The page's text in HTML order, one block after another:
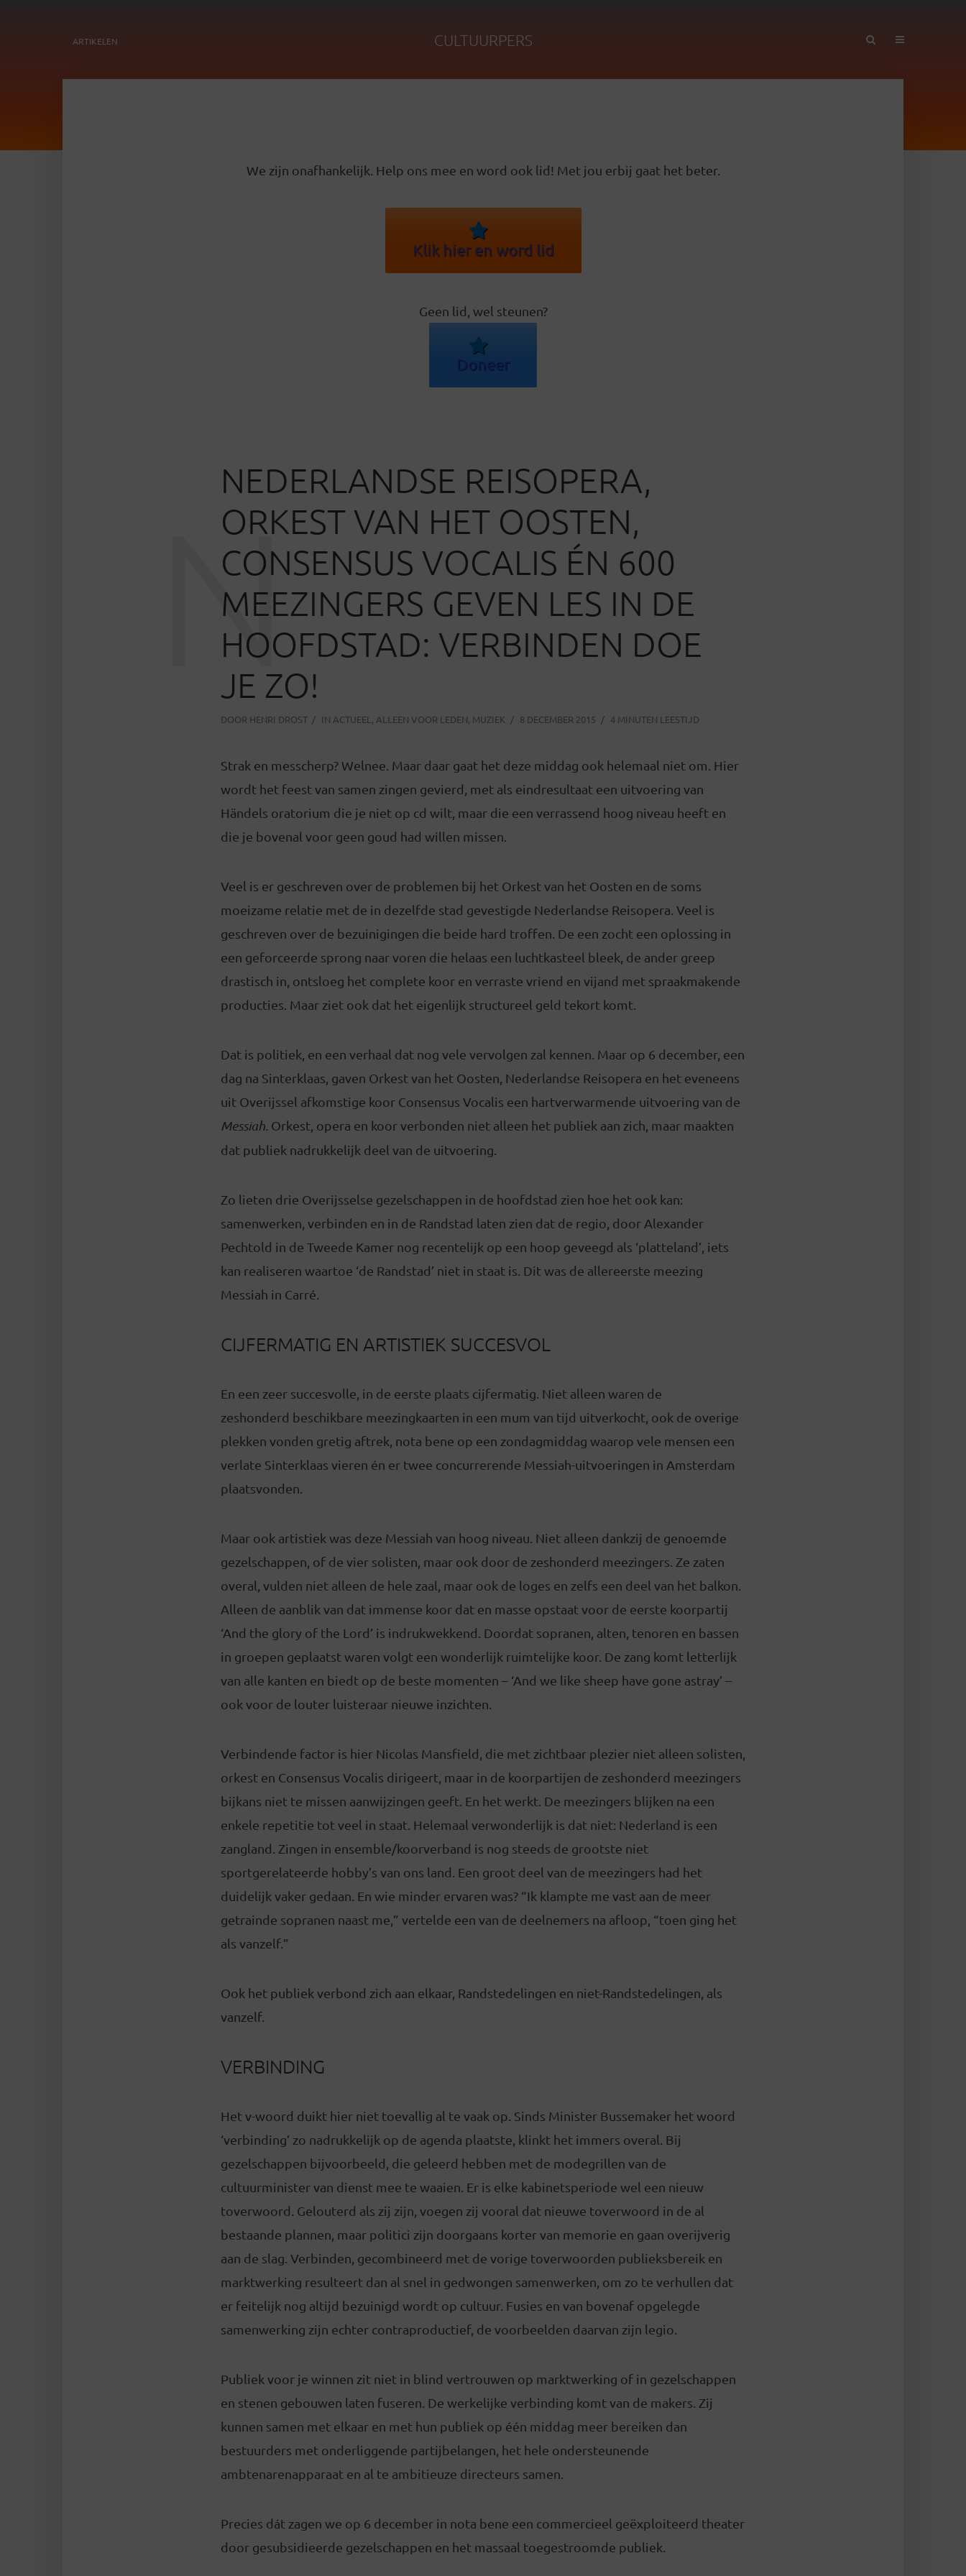
ARTIKELEN CULTUURPERS
We zijn onafhankelijk. Help ons mee en word ook lid! Met jou erbij gaat het beter.
Klik hier en word lid
Geen lid, wel steunen?
Doneer
NEDERLANDSE REISOPERA,
ORKEST VAN HET OOSTEN,
CONSENSUS VOCALIS ÉN 600
MEEZINGERS GEVEN LES IN DE
HOOFDSTAD: VERBINDEN DOE
JE ZO!
DOOR HENRI DROST IN ACTUEEL , ALLEEN VOOR LEDEN, MUZIEK 8 DECEMBER 2015 4 MINUTEN LEESTIJD
N
Strak en messcherp? Welnee. Maar daar gaat het deze middag ook helemaal niet om. Hier
wordt het feest van samen zingen gevierd, met als eindresultaat een uitvoering van
Händels oratorium die je niet op cd wilt, maar die een verrassend hoog niveau heeft en
die je bovenal voor geen goud had willen missen.
Veel is er geschreven over de problemen bij het Orkest van het Oosten en de soms
moeizame relatie met de in dezelfde stad gevestigde Nederlandse Reisopera. Veel is
geschreven over de bezuinigingen die beide hard troffen. De een zocht een oplossing in
een geforceerde sprong naar voren die helaas een luchtkasteel bleek, de ander greep
drastisch in, ontsloeg het complete koor en verraste vriend en vijand met spraakmakende
producties. Maar ziet ook dat het eigenlijk structureel geld tekort komt.
Dat is politiek, en een verhaal dat nog vele vervolgen zal kennen. Maar op 6 december, een
dag na Sinterklaas, gaven Orkest van het Oosten, Nederlandse Reisopera en het eveneens
uit Overijssel afkomstige koor Consensus Vocalis een hartverwarmende uitvoering van de
Messiah. Orkest, opera en koor verbonden niet alleen het publiek aan zich, maar maakten
dat publiek nadrukkelijk deel van de uitvoering.
Zo lieten drie Overijsselse gezelschappen in de hoofdstad zien hoe het ook kan:
samenwerken, verbinden en in de Randstad laten zien dat de regio, door Alexander
Pechtold in de Tweede Kamer nog recentelijk op een hoop geveegd als ‘platteland’, iets
kan realiseren waartoe ‘de Randstad’ niet in staat is. Dit was de allereerste meezing
Messiah in Carré.
CIJFERMATIG EN ARTISTIEK SUCCESVOL
En een zeer succesvolle, in de eerste plaats cijfermatig. Niet alleen waren de
zeshonderd beschikbare meezingkaarten in een mum van tijd uitverkocht, ook de overige
plekken vonden gretig aftrek, nota bene op een zondagmiddag waarop vele mensen een
verlate Sinterklaas vieren én er twee concurrerende Messiah-uitvoeringen in Amsterdam
plaatsvonden.
Maar ook artistiek was deze Messiah van hoog niveau. Niet alleen dankzij de genoemde
gezelschappen, of de vier solisten, maar ook door de zeshonderd meezingers. Ze zaten
overal, vulden niet alleen de hele zaal, maar ook de loges en zelfs een deel van het balkon.
Alleen de aanblik van dat immense koor dat en masse opstaat voor de eerste koorpartij
‘And the glory of the Lord’ is indrukwekkend. Doordat sopranen, alten, tenoren en bassen
in groepen geplaatst waren volgt een wonderlijk ruimtelijke koor. De zang komt letterlijk
van alle kanten en biedt op de beste momenten – ‘And we like sheep have gone astray’ –
ook voor de louter luisteraar nieuwe inzichten.
Verbindende factor is hier Nicolas Mansfield, die met zichtbaar plezier niet alleen solisten,
orkest en Consensus Vocalis dirigeert, maar in de koorpartijen de zeshonderd meezingers
bijkans niet te missen aanwijzingen geeft. En het werkt. De meezingers blijken na een
enkele repetitie tot veel in staat. Helemaal verwonderlijk is dat niet: Nederland is een
zangland. Zingen in ensemble/koorverband is nog steeds de grootste niet
sportgerelateerde hobby’s van ons land. Een groot deel van de meezingers had het
duidelijk vaker gedaan. En wie minder ervaren was? “Ik klampte me vast aan de meer
getrainde sopranen naast me,” vertelde een van de deelnemers na afloop, “toen ging het
als vanzelf.”
Ook het publiek verbond zich aan elkaar, Randstedelingen en niet-Randstedelingen, als
vanzelf.
VERBINDING
Het v-woord duikt hier niet toevallig al te vaak op. Sinds Minister Bussemaker het woord
‘verbinding’ zo nadrukkelijk op de agenda plaatste, klinkt het immers overal. Bij
gezelschappen bijvoorbeeld, die geleerd hebben met de modegrillen van de
cultuurminister van dienst mee te waaien. Er is elke kabinetsperiode wel een nieuw
toverwoord. Gelouterd als zij zijn, voegen zij vooral dat nieuwe toverwoord in de al
bestaande plannen, maar politici zijn doorgaans korter van memorie en gaan overijverig
aan de slag. Verbinden, gecombineerd met de vorige toverwoorden publieksbereik en
marktwerking resulteert dan al snel in gedwongen samenwerken, om zo te verhullen dat
er feitelijk nog altijd bezuinigd wordt op cultuur. Fusies en van bovenaf opgelegde
samenwerking zijn echter contraproductief, de voorbeelden daarvan zijn legio.
Publiek voor je winnen zit niet in blind vertrouwen op marktwerking of in gezelschappen
en stenen gebouwen laten fuseren. De werkelijke verbinding komt van de makers. Zij
kunnen samen met elkaar en met hun publiek op één middag meer bereiken dan
bestuurders met onderliggende partijbelangen, het hele ondersteunende
ambtenarenapparaat en al te ambitieuze directeurs samen.
Precies dát zagen we op 6 december in nota bene een commercieel geëxploiteerd theater
door gesubsidieerde gezelschappen en het massaal toegestroomde publiek.